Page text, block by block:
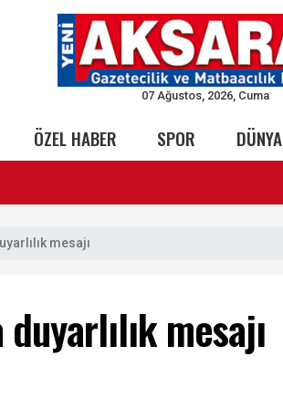
07 Ağustos, 2026, Cuma
ÖZEL HABER SPOR DÜNYA
mesajı
mesajı